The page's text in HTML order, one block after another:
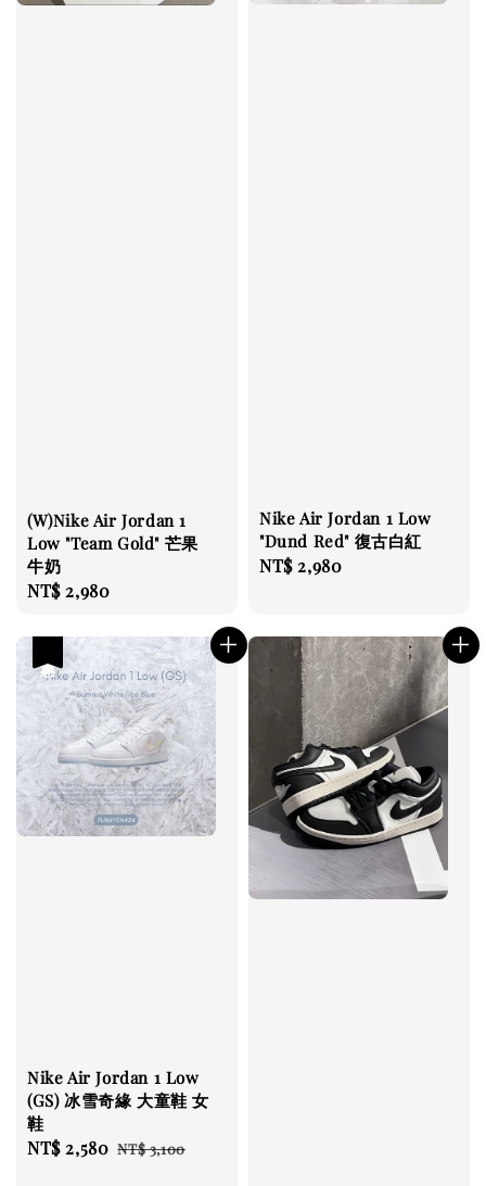
(W)Nike Air Jordan 1
Low "Team Gold" 芒果
牛奶
Regular
NT$ 2,980
Nike Air Jordan 1 Low
"Dund Red" 復古白紅
Regular
NT$ 2,980
Nike Air Jordan 1 Low
(GS) 冰雪奇緣 大童鞋 女
鞋
Sale
NT$ 2,580 Regular
NT$ 3,100